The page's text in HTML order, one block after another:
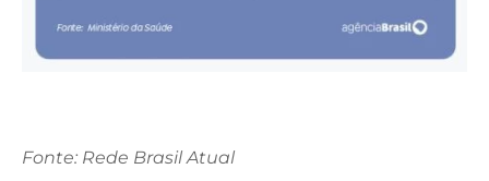
Fonte: Rede Brasil Atual